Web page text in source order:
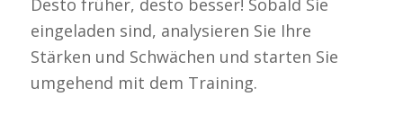
eingeladen sind, analysieren Sie Ihre
Stärken und Schwächen und starten Sie
umgehend mit dem Training.